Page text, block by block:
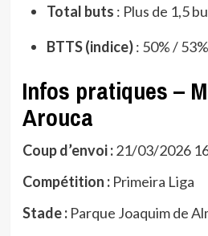
Total buts : Plus de 1,5
BTTS (indice): 50% / 53%
Infos pratiques –
Arouca
Coup d’envoi :21/03/2026
Compétition :Primeira Liga
Stade :Parque Joaquim de